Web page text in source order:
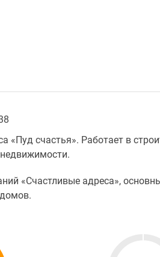
счастья». Работает в
«Счастливые адреса»,